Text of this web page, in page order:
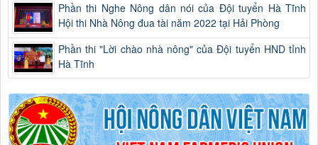
Phần thi Nghe Nông dân nói của Đội tuyển Hà Tĩnh
Hội thi Nhà Nông đua tài năm 2022 tại Hải Phòng
Phần thi "Lời chào nhà nông" của Đội tuyển HND tỉnh
Hà Tĩnh